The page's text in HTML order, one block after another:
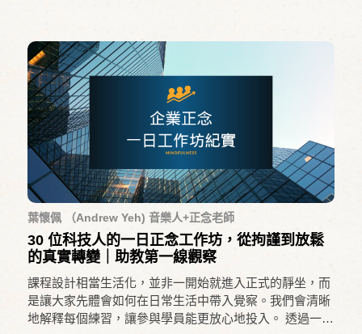
葉懷佩 （Andrew Yeh) 音樂人+正念老師
30 位科技人的一日正念工作坊，從拘謹到放鬆
的真實轉變｜助教第一線觀察
課程設計相當生活化，並非一開始就進入正式的靜坐，而
是讓大家先體會如何在日常生活中帶入覺察。我們會清晰
地解釋每個練習，讓參與學員能更放心地投入。 透過一些